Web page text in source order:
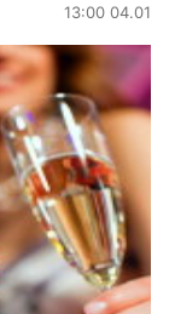
13:00 04.01